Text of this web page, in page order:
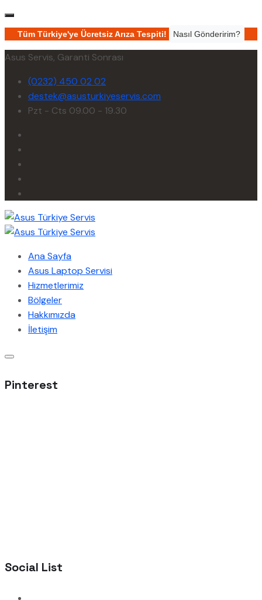
Tüm Türkiye'ye Ücretsiz Arıza Tespiti! Nasıl Gönderirim?
Asus Servis, Garanti Sonrası
(0232) 450 02 02
destek@asusturkiyeservis.com
Pzt - Cts 09.00 - 19.30
Ana Sayfa
Asus Laptop Servisi
Hizmetlerimiz
Bölgeler
Hakkımızda
İletişim
Pinterest
Social List